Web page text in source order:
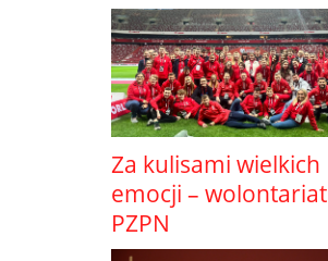
Za kulisami wielkich
emocji – wolontariat
PZPN